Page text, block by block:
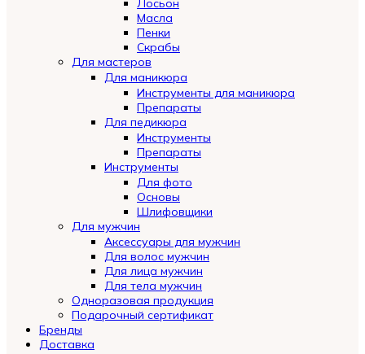
Лосьон
Масла
Пенки
Скрабы
Для мастеров
Для маникюра
Инструменты для маникюра
Препараты
Для педикюра
Инструменты
Препараты
Инструменты
Для фото
Основы
Шлифовщики
Для мужчин
Аксессуары для мужчин
Для волос мужчин
Для лица мужчин
Для тела мужчин
Одноразовая продукция
Подарочный сертификат
Automatically
Hierarchic
Бренды
Доставка